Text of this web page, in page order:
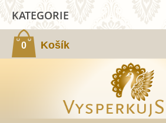
0 Košík
KATEGORIE